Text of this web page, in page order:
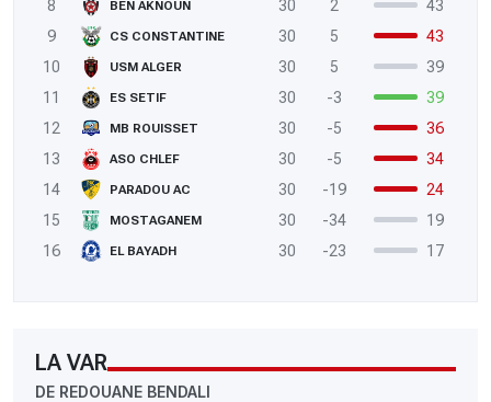
8 BEN AKNOUN 30 2
43
9
CS CONSTANTINE 30 5
43
10
USM ALGER 30 5
39
11
ES SETIF 30 -3
39
12
MB ROUISSET 30 -5
36
13
ASO CHLEF 30 -5
34
14
PARADOU AC 30 -19
24
15
MOSTAGANEM 30 -34
19
16
EL BAYADH 30 -23 17
LA VAR
DE REDOUANE BENDALI